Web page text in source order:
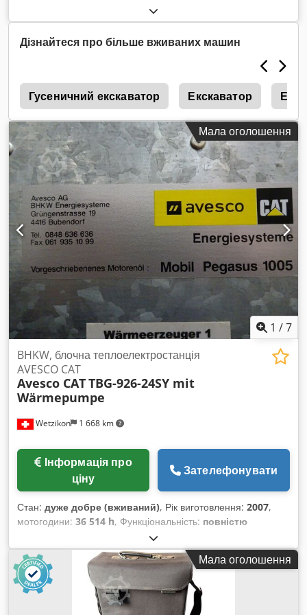
Дізнайтеся про більше вживаних машин
Гусеничний екскаватор Екскаватор
Мала оголошення
1 /7
Wetzikon 1 668 km
BHKW, блочна теплоелектростанція
AVESCO CAT
Avesco CATTBG-926-24SY mit
Wärmepumpe
ціну
Зателефонувати
Стан: дуже добре (вживаний), Рік виготовлення: 2007,
мотогодини: 36 514 h, Функціональність: повністю
, тип вхідного струму:
потужність:300 кВт (407,89 к.с.), паливо:побутовий газ H,
тип охолодження:вода, Обладнання:документація /
посібник
, БГКУ, блочна теплоелектроцентраль AVESCO
CAT TBG-926-24SY з тепловим насосом Після введення в
експлуатацію нової газової котельні на нашій котельній
Мала оголошення